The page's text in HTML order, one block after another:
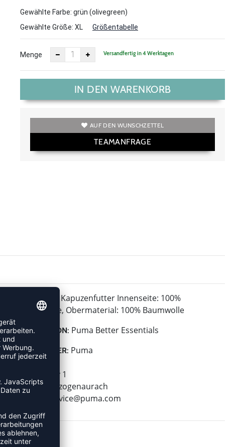
Gewählte Farbe: grün (olivegreen)
Gewählte Größe: XL Größentabelle
Menge Versandfertig in 4 Werktagen
IN DEN WARENKORB
AUF DEN WUNSCHZETTEL
TEAMANFRAGE
Kapuzenfutter Innenseite: 100%
Baumwolle, Obermaterial: 100% Baumwolle
KOLLEKTION: Puma Better Essentials
HERSTELLER: Puma
Puma SE
Puma Way 1
91074 Herzogenaurach
service@puma.com